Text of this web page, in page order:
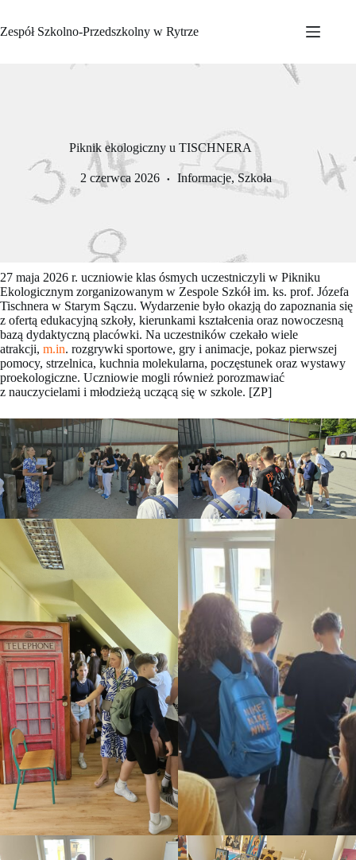
treści
Zespół Szkolno-Przedszkolny w Rytrze
Piknik ekologiczny u TISCHNERA
2 czerwca 2026 Informacje,Szkoła
27 maja 2026 r. uczniowie klas ósmych uczestniczyli w Pikniku
Ekologicznym zorganizowanym w Zespole Szkół im. ks. prof. Józefa
Tischnera w Starym Sączu. Wydarzenie było okazją do zapoznania się
z ofertą edukacyjną szkoły, kierunkami kształcenia oraz nowoczesną
bazą dydaktyczną placówki. Na uczestników czekało wiele
atrakcji, m.in. rozgrywki sportowe, gry i animacje, pokaz pierwszej
pomocy, strzelnica, kuchnia molekularna, poczęstunek oraz wystawy
proekologiczne. Uczniowie mogli również porozmawiać
z nauczycielami i młodzieżą uczącą się w szkole. [ZP]